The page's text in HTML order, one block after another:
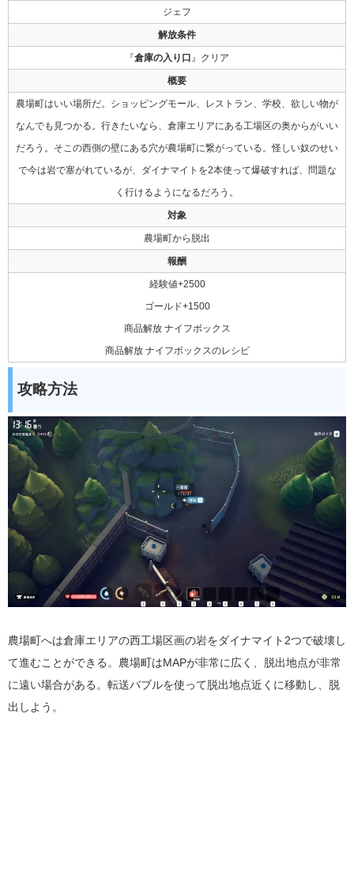
ジェフ
解放条件
『倉庫の入り口 』クリア
概要
農場町はいい場所だ。ショッピングモール、レストラン、学校、欲しい物が
なんでも見つかる。行きたいなら、倉庫エリアにある工場区の奥からがいい
だろう。そこの西側の壁にある穴が農場町に繋がっている。怪しい奴のせい
で今は岩で塞がれているが、ダイナマイトを2本使って爆破すれば、問題な
く行けるようになるだろう。
対象
農場町から脱出
報酬
経験値+2500
ゴールド+1500
商品解放 ナイフボックス
商品解放 ナイフボックスのレシピ
攻略方法
農場町へは倉庫エリアの西工場区画の岩をダイナマイト2つで破壊し
て進むことができる。農場町はMAPが非常に広く、脱出地点が非常
に遠い場合がある。転送バブルを使って脱出地点近くに移動し、脱
出しよう。